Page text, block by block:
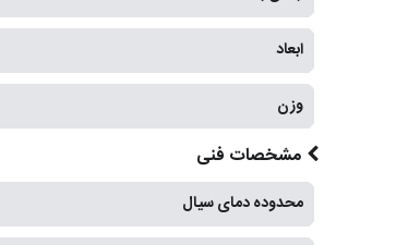
ابعاد
وزن
مشخصات فنی
محدوده دمای سیال